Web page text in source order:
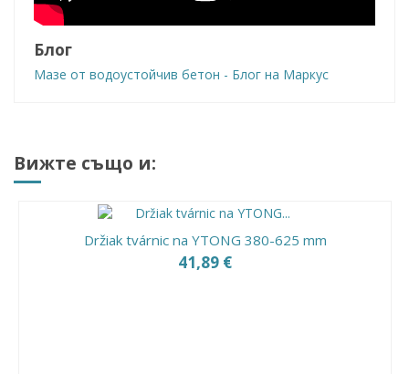
Блог
Мазе от водоустойчив бетон - Блог на Маркус
Вижте също и:
Držiak tvárnic na YTONG 380-625 mm
41,89 €